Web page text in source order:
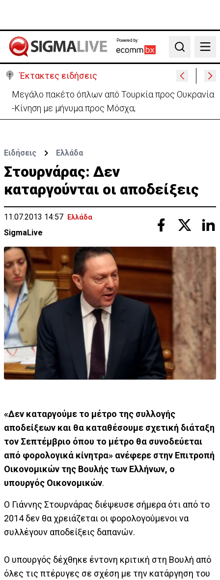
Powered by:
Search
Έκτακτες ειδήσεις
Μεγάλο πακέτο όπλων από Τουρκία προς Ουκρανία
-Κίνηση με μήνυμα προς Μόσχα;
Ειδήσεις Ελλάδα
Στουρνάρας: Δεν
καταργούνται οι αποδείξεις
11.07.2013 14:57 Ελλάδα
SigmaLive
«Δεν καταργούμε το μέτρο της συλλογής
αποδείξεων και θα καταθέσουμε σχετική διάταξη
τον Σεπτέμβριο όπου το μέτρο θα συνοδεύεται
από φορολογικά κίνητρα» ανέφερε στην Επιτροπή
Οικονομικών της Βουλής των Ελλήνων, ο
υπουργός Οικονομικών.
O Γιάννης Στουρνάρας διέψευσε σήμερα ότι από το
2014 δεν θα χρειάζεται οι φορολογούμενοι να
συλλέγουν αποδείξεις δαπανών.
Ο υπουργός δέχθηκε έντονη κριτική στη Βουλή από
όλες τις πτέρυγες σε σχέση με την κατάργηση του